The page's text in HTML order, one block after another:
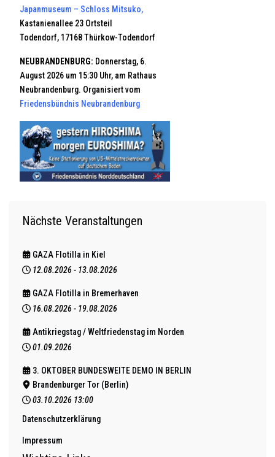
Japanmuseum – Schloss Mitsuko,
Kastanienallee 23 Ortsteil
Todendorf, 17168 Thürkow-Todendorf
NEUBRANDENBURG: Donnerstag, 6.
August 2026 um 15:30 Uhr, am Rathaus
Neubrandenburg. Organisiert vom
Friedensbündnis Neubrandenburg
Nächste Veranstaltungen
GAZA Flotilla in Kiel
12.08.2026 - 13.08.2026
GAZA Flotilla in Bremerhaven
16.08.2026 - 19.08.2026
Antikriegstag / Weltfriedenstag im Norden
01.09.2026
3. OKTOBER BUNDESWEITE DEMO IN BERLIN
Brandenburger Tor (Berlin)
03.10.2026 13:00
Datenschutzerklärung
Impressum